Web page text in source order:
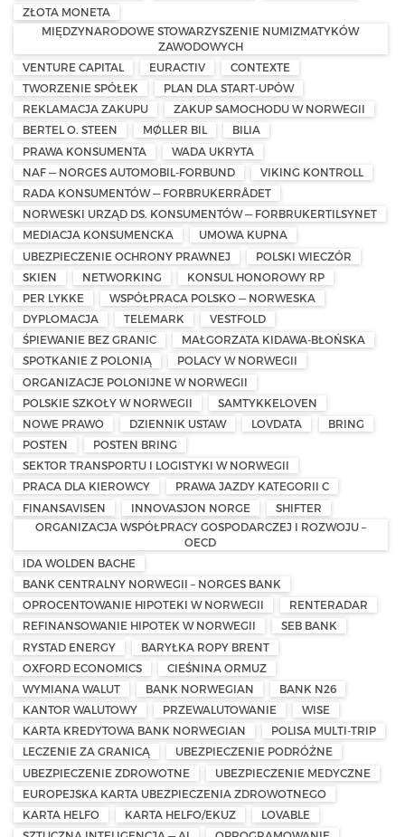
ZŁOTA MONETA
MIĘDZYNARODOWE STOWARZYSZENIE NUMIZMATYKÓW
ZAWODOWYCH
VENTURE CAPITAL
EURACTIV
CONTEXTE
TWORZENIE SPÓŁEK
PLAN DLA START-UPÓW
REKLAMACJA ZAKUPU
ZAKUP SAMOCHODU W NORWEGII
BERTEL O. STEEN
MØLLER BIL
BILIA
PRAWA KONSUMENTA
WADA UKRYTA
NAF — NORGES AUTOMOBIL-FORBUND
VIKING KONTROLL
RADA KONSUMENTÓW — FORBRUKERRÅDET
NORWESKI URZĄD DS. KONSUMENTÓW — FORBRUKERTILSYNET
MEDIACJA KONSUMENCKA
UMOWA KUPNA
UBEZPIECZENIE OCHRONY PRAWNEJ
POLSKI WIECZÓR
SKIEN
NETWORKING
KONSUL HONOROWY RP
PER LYKKE
WSPÓŁPRACA POLSKO — NORWESKA
DYPLOMACJA
TELEMARK
VESTFOLD
ŚPIEWANIE BEZ GRANIC
MAŁGORZATA KIDAWA-BŁOŃSKA
SPOTKANIE Z POLONIĄ
POLACY W NORWEGII
ORGANIZACJE POLONIJNE W NORWEGII
POLSKIE SZKOŁY W NORWEGII
SAMTYKKELOVEN
NOWE PRAWO
DZIENNIK USTAW LOVDATA
BRING
POSTEN
POSTEN BRING
SEKTOR TRANSPORTU I LOGISTYKI W NORWEGII
PRACA DLA KIEROWCY
PRAWA JAZDY KATEGORII C
FINANSAVISEN
INNOVASJON NORGE
SHIFTER
ORGANIZACJA WSPÓŁPRACY GOSPODARCZEJ I ROZWOJU –
OECD
IDA WOLDEN BACHE
BANK CENTRALNY NORWEGII – NORGES BANK
OPROCENTOWANIE HIPOTEKI W NORWEGII
RENTERADAR
REFINANSOWANIE HIPOTEK W NORWEGII
SEB BANK
RYSTAD ENERGY
BARYŁKA ROPY BRENT
OXFORD ECONOMICS
CIEŚNINA ORMUZ
WYMIANA WALUT
BANK NORWEGIAN
BANK N26
KANTOR WALUTOWY
PRZEWALUTOWANIE
WISE
KARTA KREDYTOWA BANK NORWEGIAN
POLISA MULTI-TRIP
LECZENIE ZA GRANICĄ
UBEZPIECZENIE PODRÓŻNE
UBEZPIECZENIE ZDROWOTNE
UBEZPIECZENIE MEDYCZNE
EUROPEJSKA KARTA UBEZPIECZENIA ZDROWOTNEGO
KARTA HELFO
KARTA HELFO/EKUZ
LOVABLE